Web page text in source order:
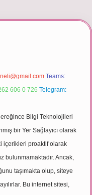
Teams:
606 0 726 Telegram:
Bilgi Teknolojileri
bir Yer Sağlayıcı olarak
içerikleri proaktif olarak
bulunmamaktadır. Ancak,
taşımakta olup, siteye
Bu internet sitesi,